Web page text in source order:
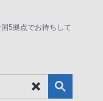
5拠点でお待ちして